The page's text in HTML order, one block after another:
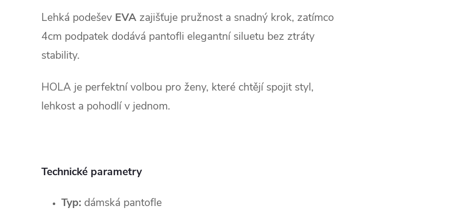
Lehká podešev EVA zajišťuje pružnost a snadný krok, zatímco
4cm podpatek dodává pantofli elegantní siluetu bez ztráty
stability.
HOLA je perfektní volbou pro ženy, které chtějí spojit styl,
lehkost a pohodlí v jednom.
Technické parametry
Typ: dámská pantofle